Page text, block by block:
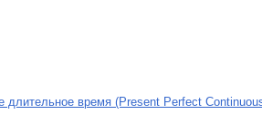
длительное время (Present Perfect